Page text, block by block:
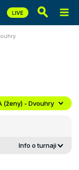
(ženy) - Dvouhry
Info o turnaji